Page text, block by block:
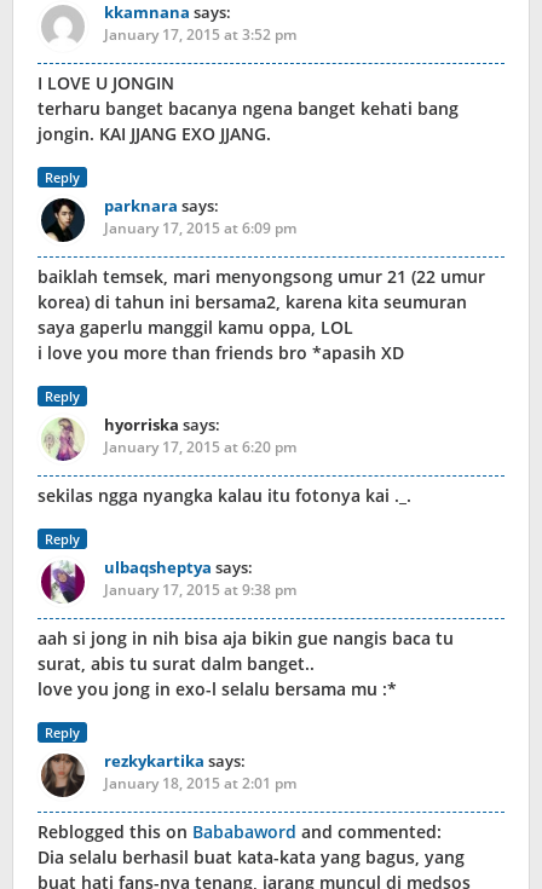
kkamnana says:
January 17, 2015 at 3:52 pm
I LOVE U JONGIN
terharu banget bacanya ngena banget kehati bang
jongin. KAI JJANG EXO JJANG.
Reply
parknara says:
January 17, 2015 at 6:09 pm
baiklah temsek, mari menyongsong umur 21 (22 umur
korea) di tahun ini bersama2, karena kita seumuran
saya gaperlu manggil kamu oppa, LOL
i love you more than friends bro *apasih XD
Reply
hyorriska says:
January 17, 2015 at 6:20 pm
sekilas ngga nyangka kalau itu fotonya kai ._.
Reply
ulbaqsheptya says:
January 17, 2015 at 9:38 pm
aah si jong in nih bisa aja bikin gue nangis baca tu
surat, abis tu surat dalm banget..
love you jong in exo-l selalu bersama mu :*
Reply
rezkykartika says:
January 18, 2015 at 2:01 pm
Reblogged this on Bababaword and commented:
Dia selalu berhasil buat kata-kata yang bagus, yang
buat hati fans-nya tenang, jarang muncul di medsos